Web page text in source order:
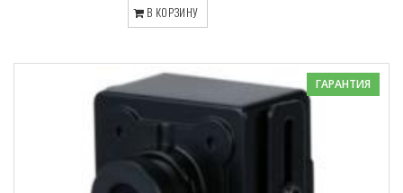
В КОРЗИНУ
ГАРАНТИЯ